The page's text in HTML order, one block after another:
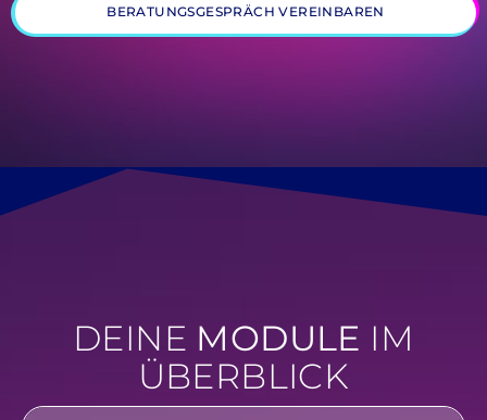
BERATUNGSGESPRÄCH VEREINBAREN
DEINE MODULE IM
ÜBERBLICK